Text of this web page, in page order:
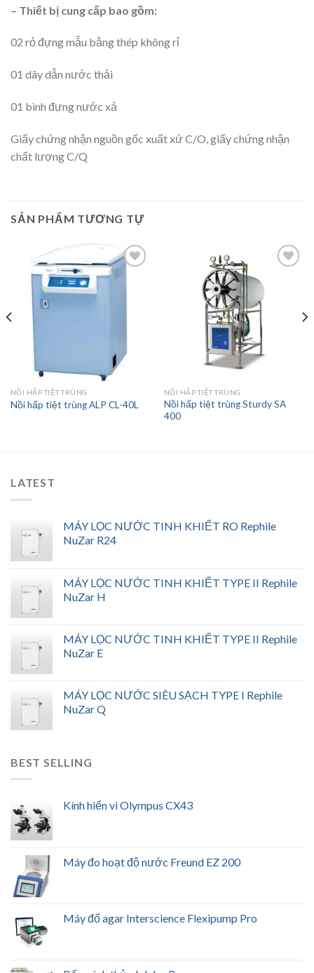
– Thiết bị cung cấp bao gồm:
02 rỏ đựng mẫu bằng thép không rỉ
01 dây dẫn nước thải
01 bình đựng nước xả
Giấy chứng nhận nguồn gốc xuất xứ C/O, giấy chứng nhận
chất lượng C/Q
SẢN PHẨM TƯƠNG TỰ
NỒI HẤP TIỆT TRÙNG
Nồi hấp tiệt trùng ALP CL-40L
NỒI HẤP TIỆT TRÙNG
Nồi hấp tiệt trùng Sturdy SA
400
LATEST
MÁY LỌC NƯỚC TINH KHIẾT RO Rephile
NuZar R24
MÁY LỌC NƯỚC TINH KHIẾT TYPE II Rephile
NuZar H
MÁY LỌC NƯỚC TINH KHIẾT TYPE II Rephile
NuZar E
MÁY LỌC NƯỚC SIÊU SẠCH TYPE I Rephile
NuZar Q
BEST SELLING
Kính hiển vi Olympus CX43
Máy đo hoạt độ nước Freund EZ 200
Máy đổ agar Interscience Flexipump Pro